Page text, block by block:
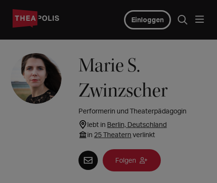
Einloggen
Marie S.
Zwinzscher
Performerin und Theaterpädagogin
lebt in Berlin, Deutschland
in 25 Theatern verlinkt
Folgen